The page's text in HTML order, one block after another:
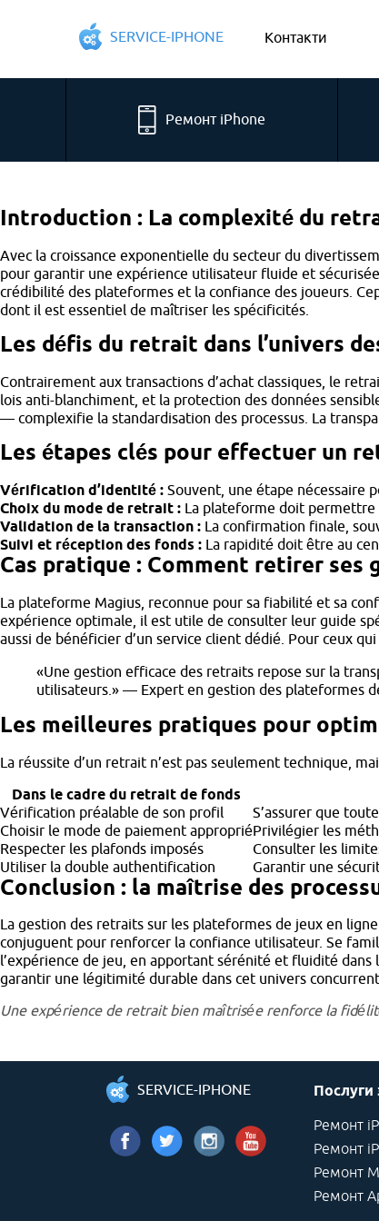
SERVICE-IPHONE Контакти
Ремонт iPhone
Introduction : La complexité du
Avec la croissance exponentielle du secteur du
pour garantir une expérience utilisateur fluide et
crédibilité des plateformes et la confiance des joueurs.
dont il est essentiel de maîtriser les spécificités.
Les défis du retrait dans l’univers
Contrairement aux transactions d’achat classiques, le
lois anti-blanchiment, et la protection des données
— complexifie la standardisation des processus. La
Les étapes clés pour effectuer un
Vérification d’identité : Souvent, une étape nécessaire
Choix du mode de retrait : La plateforme doit permettre
Validation de la transaction : La confirmation finale,
Suivi et réception des fonds : La rapidité doit être au
Cas pratique : Comment retirer ses
La plateforme Magius, reconnue pour sa fiabilité et sa
expérience optimale, il est utile de consulter leur guide
aussi de bénéficier d’un service client dédié. Pour ceux
«Une gestion efficace des retraits repose sur la
utilisateurs.» — Expert en gestion des plateformes
Les meilleures pratiques pour
La réussite d’un retrait n’est pas seulement technique,
Dans le cadre du retrait de fonds
Vérification préalable de son profil
S’assurer que
Choisir le mode de paiement appropriéPrivilégier les
Respecter les plafonds imposés
Consulter les
Utiliser la double authentification
Garantir une
Conclusion : la maîtrise des
La gestion des retraits sur les plateformes de jeux en
conjuguent pour renforcer la confiance utilisateur. Se
l’expérience de jeu, en apportant sérénité et fluidité
garantir une légitimité durable dans cet univers
Une expérience de retrait bien maîtrisée renforce la
SERVICE-IPHONE Послуги
Ремонт
Ремонт
Ремонт
Ремонт